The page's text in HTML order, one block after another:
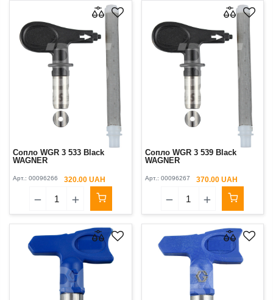
Сопло WGR 3 533 Black
WAGNER
Арт.: 00096266 320.00 UAH
Сопло WGR 3 539 Black
WAGNER
Арт.: 00096267 370.00 UAH